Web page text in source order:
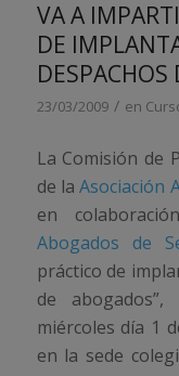
VA A
DE
DESPACHOS
23/03/2009 / en
La Comisión de
de laAsociación
en
Abogados de
práctico de
de
miércoles día 1
en la sede